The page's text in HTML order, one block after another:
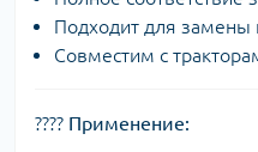
Подходит для замены
Совместим с
???? Применение: